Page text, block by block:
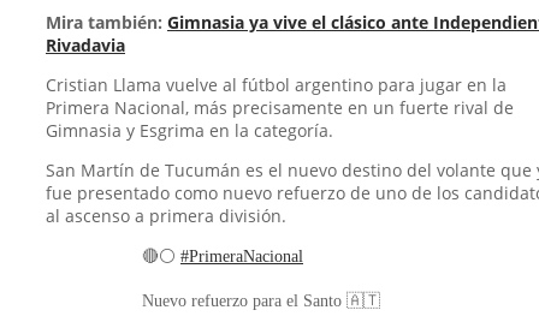
Mira también: Gimnasia ya vive el clásico ante
Rivadavia
Cristian Llama vuelve al fútbol argentino para jugar en la
Primera Nacional, más precisamente en un fuerte rival de
Gimnasia y Esgrima en la categoría.
San Martín de Tucumán es el nuevo destino del volante que
fue presentado como nuevo refuerzo de uno de los
al ascenso a primera división.
🔴⚪️ #PrimeraNacional
Nuevo refuerzo para el Santo 🇦🇹